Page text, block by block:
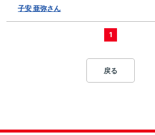
子安 亜弥さん
1
戻る